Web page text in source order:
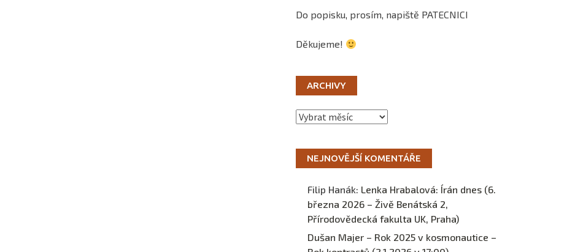
Do popisku, prosím, napiště PATECNICI
Děkujeme!
ARCHIVY
Archivy
NEJNOVĚJŠÍ KOMENTÁŘE
Filip Hanák: Lenka Hrabalová: Írán dnes (6.
března 2026 – Živě Benátská 2,
Přírodovědecká fakulta UK, Praha)
Dušan Majer – Rok 2025 v kosmonautice –